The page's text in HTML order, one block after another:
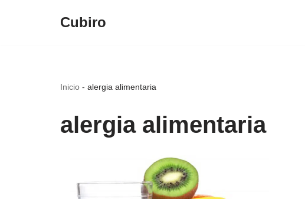
Cubiro
Inicio - alergia alimentaria
alergia alimentaria